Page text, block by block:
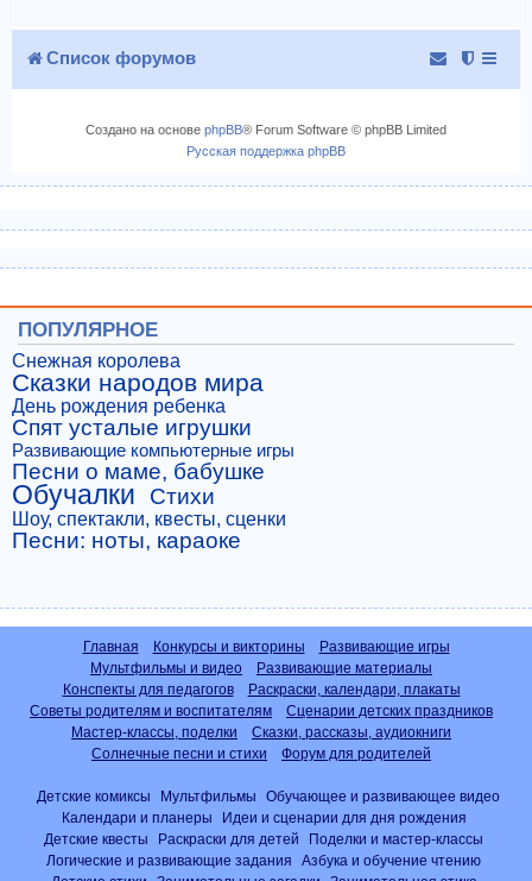
Список форумов
Создано на основе phpBB® Forum Software © phpBB Limited
Русская поддержка phpBB
ПОПУЛЯРНОЕ
Снежная королева
Сказки народов мира
День рождения ребенка
Спят усталые игрушки
Развивающие компьютерные игры
Песни о маме, бабушке
Обучалки Стихи
Шоу, спектакли, квесты, сценки
Песни: ноты, караоке
Главная Конкурсы и викторины
Развивающие игры
Мультфильмы и видео
Развивающие материалы
Конспекты для педагогов
Раскраски, календари, плакаты
Советы родителям и воспитателям
Сценарии детских праздников
Мастер-классы, поделки
Сказки, рассказы, аудиокниги
Солнечные песни и стихи
Форум для родителей
Детские комиксы Мультфильмы
Обучающее и развивающее видео
Календари и планеры
Идеи и сценарии для дня рождения
Детские квесты
Раскраски для детей
Поделки и мастер-классы
Логические и развивающие задания
Азбука и обучение чтению